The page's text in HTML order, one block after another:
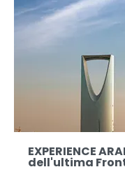
EXPERIENCE
dell'ultima